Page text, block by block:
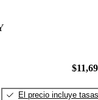
El precio incluye tasas